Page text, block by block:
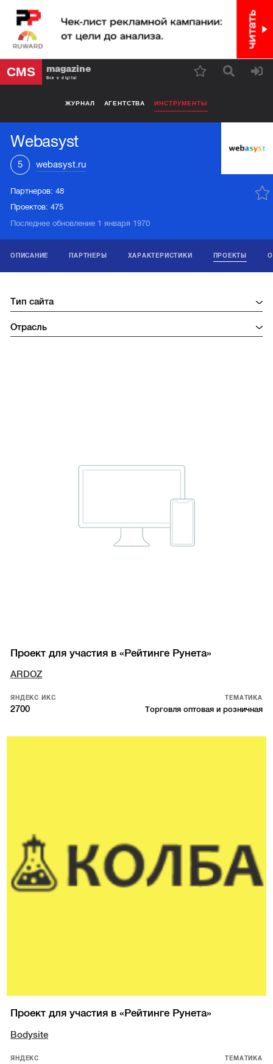
CMS magazine
Все о digital
ЖУРНАЛ АГЕНТСТВА ИНСТРУМЕНТЫ
Webasyst
5 webasyst.ru
Партнеров:48
Проектов:475
Последнее обновление 1 января 1970
ОПИСАНИЕ ПАРТНЕРЫ ХАРАКТЕРИСТИКИ ПРОЕКТЫ
Проект для участия в «Рейтинге Рунета»
ARDOZ
ЯНДЕКС ИКС
2700
ТЕМАТИКА
Торговля оптовая и розничная
Проект для участия в «Рейтинге Рунета»
Bodysite
ЯНДЕКС
ТЕМАТИКА